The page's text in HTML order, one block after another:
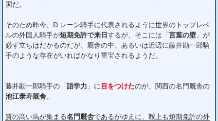
国だ。
そのため昨今、D.レーン騎手に代表されるように世界のトップレベ
ルの外国人騎手が短期免許で来日するが、そこには「言葉の壁 」が
必ず立ちはだかるのだが、厩舎の中、あるいは近辺に藤井勘一郎騎
手のような存在がいればかなり重宝されるようだ。
藤井勘一郎騎手の「語学力 」に 目をつけたのが、関西の名門厩舎の
池江泰寿厩舎。
質の高い馬が集まる名門厩舎であるがゆえに、鞍上も短期免許の外